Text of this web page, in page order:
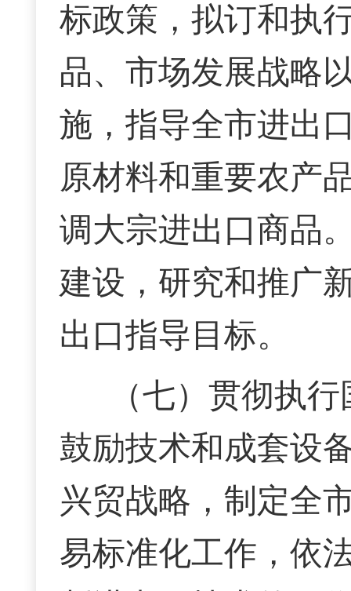
标政策，拟订和执
品、市场发展战略
施，指导全市进出
原材料和重要农产
调大宗进出口商品
建设，研究和推广
出口指导目标。
（七）贯彻执
鼓励技术和成套设
兴贸战略，制定全
易标准化工作，依